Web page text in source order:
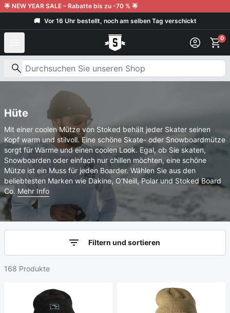
Weiter zum Inhalt
🌟 NEW YEAR SALE – Rabatte bis zu -70 % 🌟
🚚 Vor 16 Uhr bestellt, noch am selben Tag verschickt
0
Nach Produkten suchen
Hüte
Mit einer coolen Mütze von Stoked behält jeder Skater seinen
Kopf warm und stilvoll. Eine schöne Skate- oder Snowboardmütze
sorgt für Wärme und einen coolen Look. Egal, ob Sie skaten,
Snowboarden oder einfach nur chillen möchten, eine schöne
Mütze ist ein Muss für jeden Boarder. Wählen Sie aus den
beliebtesten Marken wie Dakine, O'Neill, Polar und Stoked Board
Co. Mehr Info
Filtern und sortieren
168 Produkte